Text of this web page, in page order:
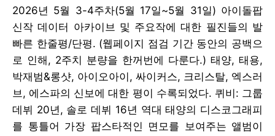
2026년 5월 3-4주차(5월 17일~5월 31일) 아이돌팝
신작 데이터 아카이브 및 주요작에 대한 필진들의 발
빠른 한줄평/단평. (웹페이지 점검 기간 동안의 공백으
로 인해, 2주치 분량을 한꺼번에 다룬다.) 태양, 태용,
박재범&롱샷, 아이오아이, 싸이커스, 크리스탈, 엑스러
브, 에스파의 신보에 대한 평이 수록되었다. 퀴비: 그룹
데뷔 20년, 솔로 데뷔 16년 역대 태양의 디스코그래피
를 통틀어 가장 팝스타적인 면모를 보여주는 앨범이